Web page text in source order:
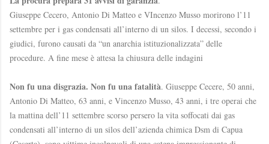
Giuseppe Cecero, Antonio Di Matteo e VIncenzo Musso morirono l’11
settembre per i gas condensati all’interno di un silos. I decessi, secondo i
giudici, furono causati da “un anarchia istituzionalizzata” delle
procedure. A fine mese è attesa la chiusura delle indagini
Non fu una disgrazia. Non fu una fatalità. Giuseppe Cecere, 50 anni,
Antonio Di Matteo, 63 anni, e Vincenzo Musso, 43 anni, i tre operai che
la mattina dell’11 settembre scorso persero la vita soffocati dai gas
condensati all’interno di un silos dell’azienda chimica Dsm di Capua